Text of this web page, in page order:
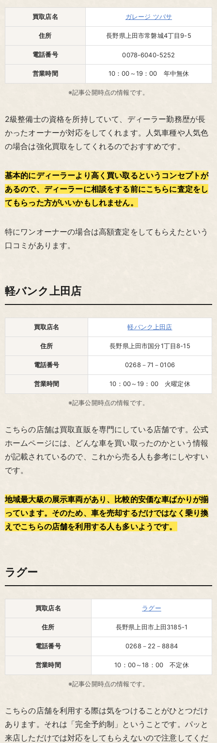
買取店名 ガレージ ツバサ
住所 長野県上田市常磐城4丁目9-5
電話番号 0078-6040-5252
営業時間 10：00～19：00 年中無休
※記事公開時点の情報です。
2級整備士の資格を所持していて、ディーラー勤務歴が長
かったオーナーが対応をしてくれます。人気車種や人気色
の場合は強化買取をしてくれるのでおすすめです。
基本的にディーラーより高く買い取るというコンセプトが
あるので、ディーラーに相談をする前にこちらに査定をし
てもらった方がいいかもしれません。
特にワンオーナーの場合は高額査定をしてもらえたという
口コミがあります。
軽バンク上田店
買取店名 軽バンク上田店
住所 長野県上田市国分1丁目8-15
電話番号 0268－71－0106
営業時間 10：00～19：00 火曜定休
※記事公開時点の情報です。
こちらの店舗は買取直販を専門にしている店舗です。公式
ホームページには、どんな車を買い取ったのかという情報
が記載されているので、これから売る人も参考にしやすい
です。
地域最大級の展示車両があり、比較的安価な車ばかりが揃
っています。そのため、車を売却するだけではなく乗り換
えでこちらの店舗を利用する人も多いようです。
ラグー
買取店名 ラグー
住所 長野県上田市上田3185-1
電話番号 0268－22－8884
営業時間 10：00～18：00 不定休
※記事公開時点の情報です。
こちらの店舗を利用する際は気をつけることがひとつだけ
あります。それは「完全予約制」ということです。パッと
来店しただけでは対応をしてもらえないので注意してくだ